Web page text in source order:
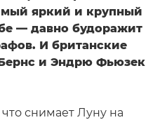
яркий и крупный
— давно будоражит
И британские
и Эндрю Фьюзек
снимает Луну на